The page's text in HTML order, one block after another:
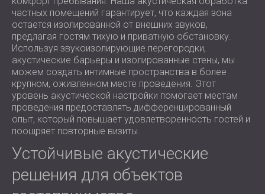
частных помещений гарантирует, что каждая зона
остается изолированной от внешних звуков,
предлагая гостям тихую и приватную обстановку.
Используя звукоизолирующие перегородки,
акустические барьеры и изолированные стены, мы
можем создать интимные пространства в более
крупном, оживленном месте проведения. Этот
уровень акустической настройки помогает местам
проведения предоставлять дифференцированный
опыт, который повышает удовлетворенность гостей и
поощряет повторные визиты.
Устойчивые акустические
решения для объектов